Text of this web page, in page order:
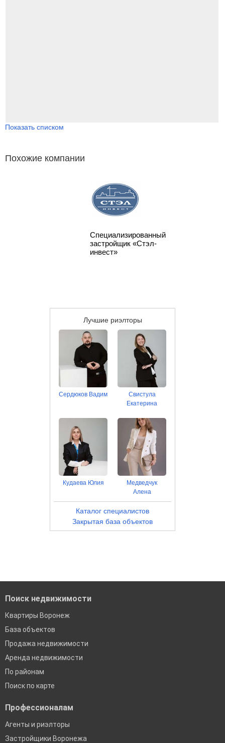
Показать списком
Похожие компании
Специализированный
застройщик «Стэл-
инвест»
Лучшие риэлторы
Сердюков Вадим
Свистула
Екатерина
Кудаева Юлия
Медведчук
Алена
Каталог специалистов
Закрытая база объектов
Поиск недвижимости
Квартиры Воронеж
База объектов
Продажа недвижимости
Аренда недвижимости
По районам
Поиск по карте
Профессионалам
Агенты и риэлторы
Застройщики Воронежа